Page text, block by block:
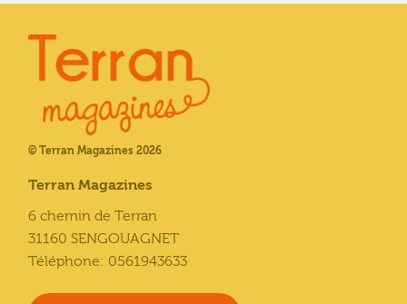
© Terran Magazines 2026
Terran Magazines
6 chemin de Terran
31160 SENGOUAGNET
Téléphone: 0561943633